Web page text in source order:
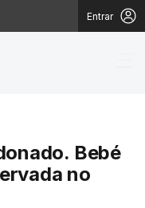
Entrar
Bebé
no